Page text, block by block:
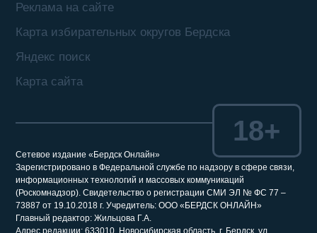
Реклама на сайте
Карта избирательных округов Бердска
Яндекс поиск
Карта сайта
Сетевое издание «Бердск Онлайн»
Зарегистрировано в Федеральной службе по надзору в сфере связи,
информационных технологий и массовых коммуникаций
(Роскомнадзор). Свидетельство о регистрации СМИ ЭЛ № ФС 77 –
73887 от 19.10.2018 г. Учредитель: ООО «БЕРДСК ОНЛАЙН»
Главный редактор: Жильцова Г.А.
18+